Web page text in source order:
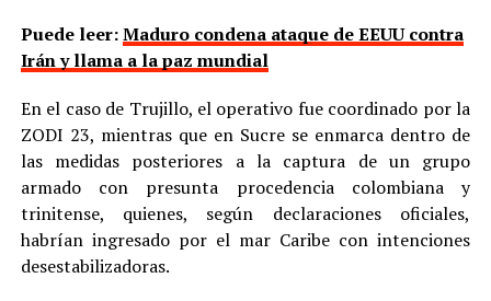
Puede leer:Maduro condena ataque de EEUU contra
Irán y llama a la paz mundial
En el caso de Trujillo, el operativo fue coordinado por la
ZODI 23, mientras que en Sucre se enmarca dentro de
las medidas posteriores a la captura de un grupo
armado con presunta procedencia colombiana y
trinitense, quienes, según declaraciones oficiales,
habrían ingresado por el mar Caribe con intenciones
desestabilizadoras.